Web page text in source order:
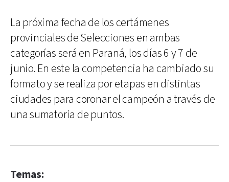
La próxima fecha de los certámenes
provinciales de Selecciones en ambas
categorías será en Paraná, los días 6 y 7 de
junio. En este la competencia ha cambiado su
formato y se realiza por etapas en distintas
ciudades para coronar el campeón a través de
una sumatoria de puntos.
Temas: